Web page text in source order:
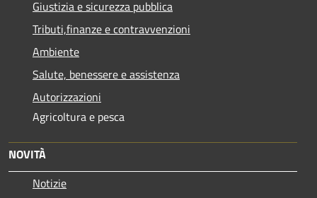
Giustizia e sicurezza pubblica
Tributi,finanze e contravvenzioni
Ambiente
Salute, benessere e assistenza
Autorizzazioni
Agricoltura e pesca
NOVITÀ
Notizie